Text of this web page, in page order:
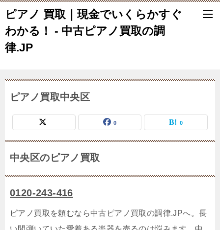
ピアノ 買取｜現金でいくらかすぐ
わかる！ - 中古ピアノ買取の調
律.JP
ピアノ買取中央区
0 0
中央区のピアノ買取
0120-243-416
ピアノ買取を頼むなら中古ピアノ買取の調律.JPへ。長